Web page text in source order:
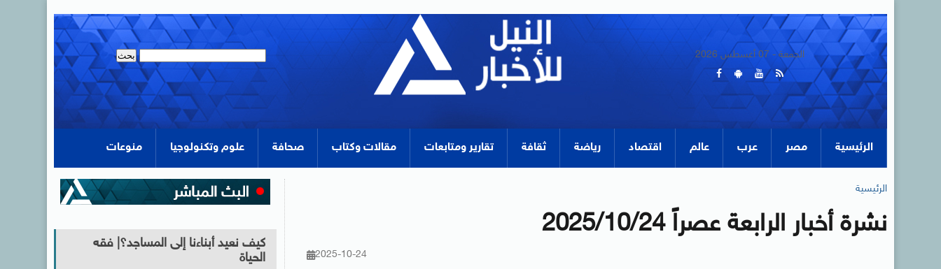
الجمعة - 07 أغسطس 2026
الرئيسية مصر عرب عالم اقتصاد رياضة ثقافة تقارير ومتابعات مقالات وكتاب صحافة علوم وتكنولوجيا منوعات
الرئيسية
نشرة أخبار الرابعة عصراً 2025/10/24
2025-10-24
كيف نعيد أبناءنا إلى المساجد؟| فقه
الحياة